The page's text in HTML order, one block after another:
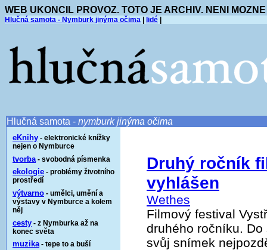
WEB UKONCIL PROVOZ. TOTO JE ARCHIV. NENI
Hlučná samota - Nymburk jinýma očima lidé
Hlučná samota - nymburk jinýma očima
eKnihy - elektronické knížky
nejen o Nymburce
tvorba - svobodná písmenka
ekologie - problémy životního
prostředí
výtvarno - umělci, umění a
výstavy v Nymburce a kolem
něj
cesty - z Nymburka až na
konec světa
muzika- tepe to a buší
Druhý ročník
vyhlášen
Wethes
Filmový festival
druhého ročníku.
svůj snímek